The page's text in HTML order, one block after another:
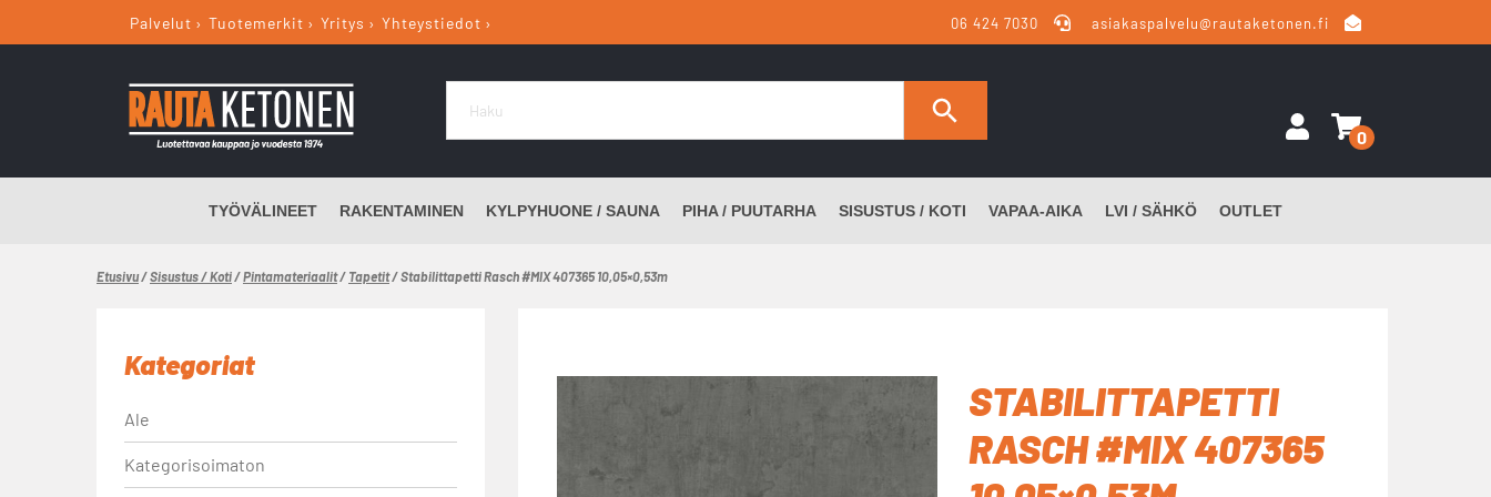
Palvelut Tuotemerkit Yritys Yhteystiedot 06 424 7030 asiakaspalvelu@rautaketonen.fi
0
TYÖVÄLINEET RAKENTAMINEN KYLPYHUONE / SAUNA PIHA / PUUTARHA SISUSTUS / KOTI VAPAA-AIKA LVI / SÄHKÖ OUTLET
Etusivu/Sisustus / Koti/Pintamateriaalit/ Tapetit/ Stabilittapetti Rasch #MIX 407365 10,05×0,53m
STABILITTAPETTI
RASCH #MIX 407365
Kategoriat
Ale
Kategorisoimaton